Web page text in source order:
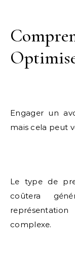
Engager un
mais cela peut
Le type de
coûtera
complexe.